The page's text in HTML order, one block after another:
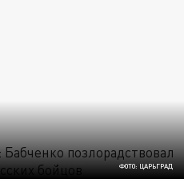
ФОТО: ЦАРЬГРАД